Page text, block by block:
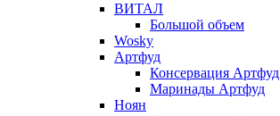
ВИТАЛ
Большой объем
Wosky
Артфуд
Консервация Артфуд
Маринады Артфуд
Ноян